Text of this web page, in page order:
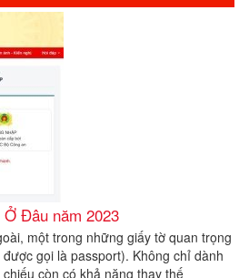
Đâu năm 2023
một trong những giấy tờ quan trọng
gọi là passport). Không chỉ dành
còn có khả năng thay thế